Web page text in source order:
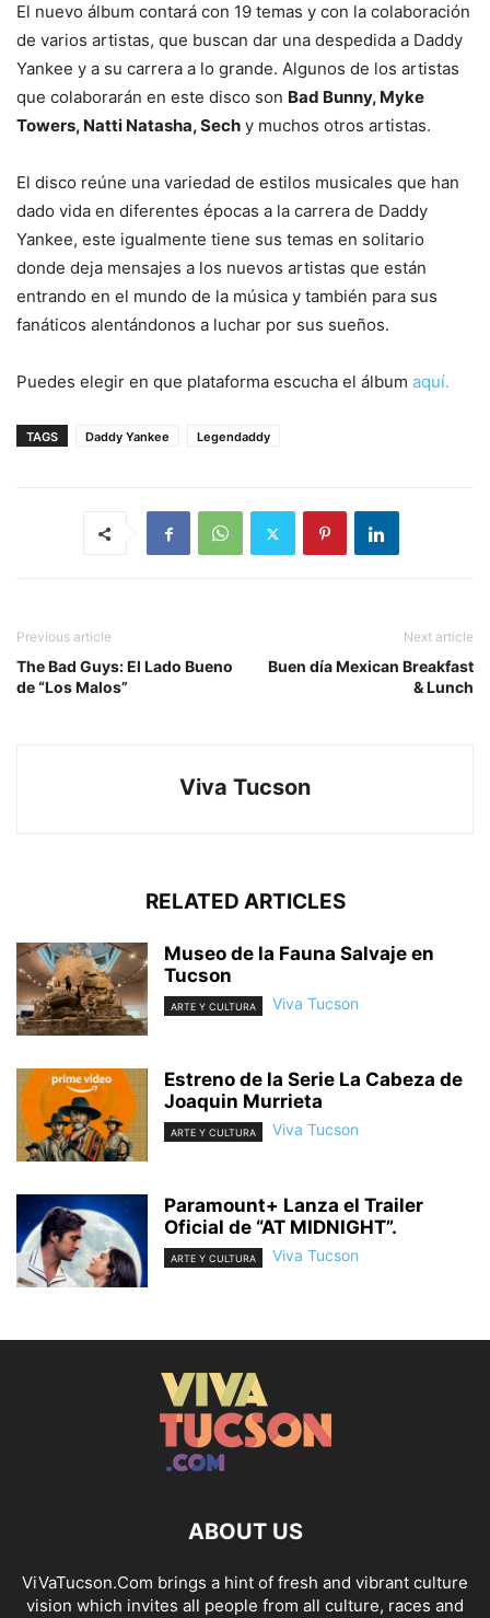
El nuevo álbum contará con 19 temas y con la colaboración
de varios artistas, que buscan dar una despedida a Daddy
Yankee y a su carrera a lo grande. Algunos de los artistas
que colaborarán en este disco son Bad Bunny, Myke
Towers, Natti Natasha, Sech y muchos otros artistas.
El disco reúne una variedad de estilos musicales que han
dado vida en diferentes épocas a la carrera de Daddy
Yankee, este igualmente tiene sus temas en solitario
donde deja mensajes a los nuevos artistas que están
entrando en el mundo de la música y también para sus
fanáticos alentándonos a luchar por sus sueños.
Puedes elegir en que plataforma escucha el álbum aquí.
TAGS Daddy Yankee Legendaddy
Previous article
The Bad Guys: El Lado Bueno
de “Los Malos”
Next article
Buen día Mexican Breakfast
& Lunch
Viva Tucson
RELATED ARTICLES
Museo de la Fauna Salvaje en
Tucson
ARTE Y CULTURA Viva Tucson
Estreno de la Serie La Cabeza de
Joaquin Murrieta
ARTE Y CULTURA Viva Tucson
Paramount+ Lanza el Trailer
Oficial de “AT MIDNIGHT”.
ARTE Y CULTURA Viva Tucson
ABOUT US
ViVaTucson.Com brings a hint of fresh and vibrant culture
vision which invites all people from all culture, races and